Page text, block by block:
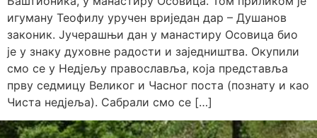
игуману Теофилу уручен вриједан дар – Душанов
законик. ​Јучерашњи дан у манастиру Осовица био
је у знаку духовне радости и заједништва. Окупили
смо се у Недјељу православља, која представља
прву седмицу Великог и Часног поста (познату и као
Чиста недјеља). Сабрали смо се […]